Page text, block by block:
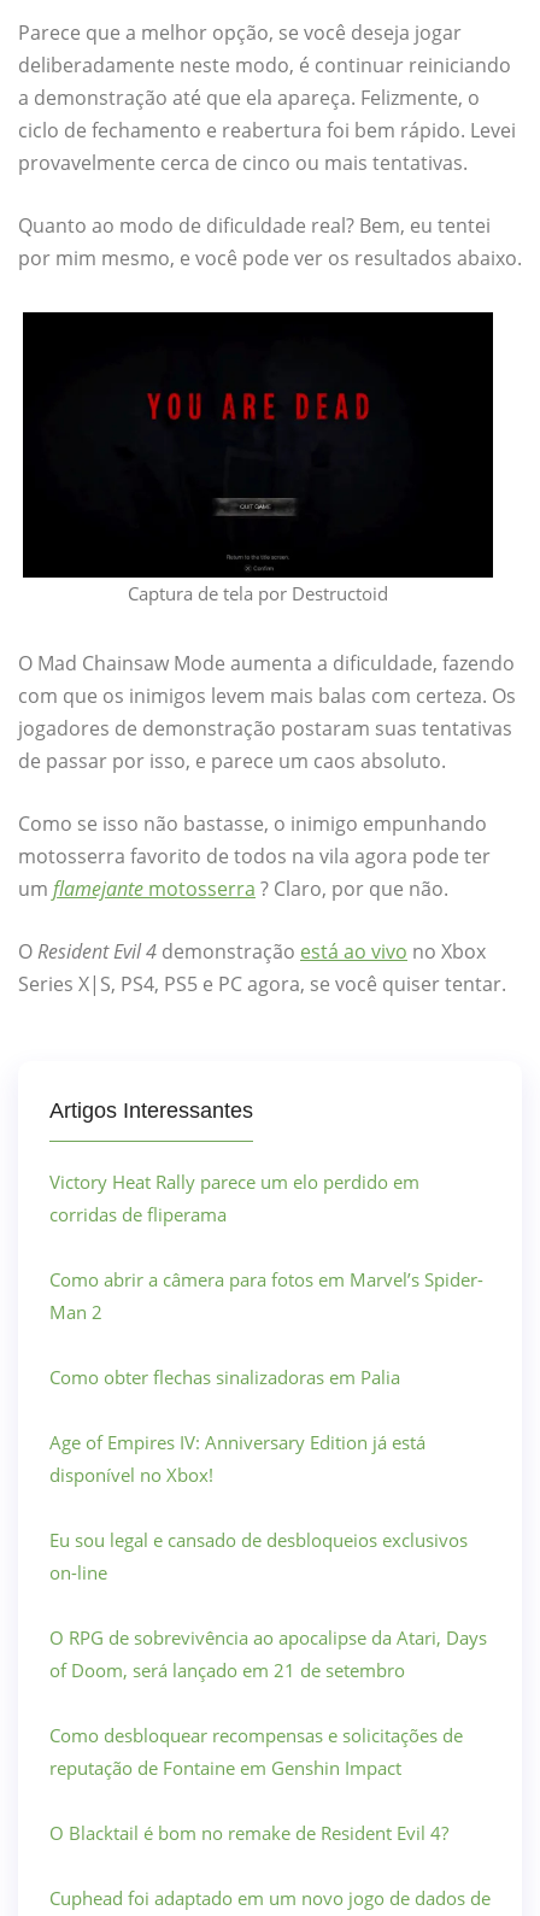
Parece que a melhor opção, se você deseja jogar
deliberadamente neste modo, é continuar reiniciando
a demonstração até que ela apareça. Felizmente, o
ciclo de fechamento e reabertura foi bem rápido. Levei
provavelmente cerca de cinco ou mais tentativas.
Quanto ao modo de dificuldade real? Bem, eu tentei
por mim mesmo, e você pode ver os resultados abaixo.
Captura de tela por Destructoid
O Mad Chainsaw Mode aumenta a dificuldade, fazendo
com que os inimigos levem mais balas com certeza. Os
jogadores de demonstração postaram suas tentativas
de passar por isso, e parece um caos absoluto.
Como se isso não bastasse, o inimigo empunhando
motosserra favorito de todos na vila agora pode ter
um flamejante motosserra ? Claro, por que não.
OResident Evil 4 demonstração está ao vivo no Xbox
Series X|S, PS4, PS5 e PC agora, se você quiser tentar.
Artigos Interessantes
Victory Heat Rally parece um elo perdido em
corridas de fliperama
Como abrir a câmera para fotos em Marvel’s Spider-
Man 2
Como obter flechas sinalizadoras em Palia
Age of Empires IV: Anniversary Edition já está
disponível no Xbox!
Eu sou legal e cansado de desbloqueios exclusivos
on-line
O RPG de sobrevivência ao apocalipse da Atari, Days
of Doom, será lançado em 21 de setembro
Como desbloquear recompensas e solicitações de
reputação de Fontaine em Genshin Impact
O Blacktail é bom no remake de Resident Evil 4?
Cuphead foi adaptado em um novo jogo de dados de